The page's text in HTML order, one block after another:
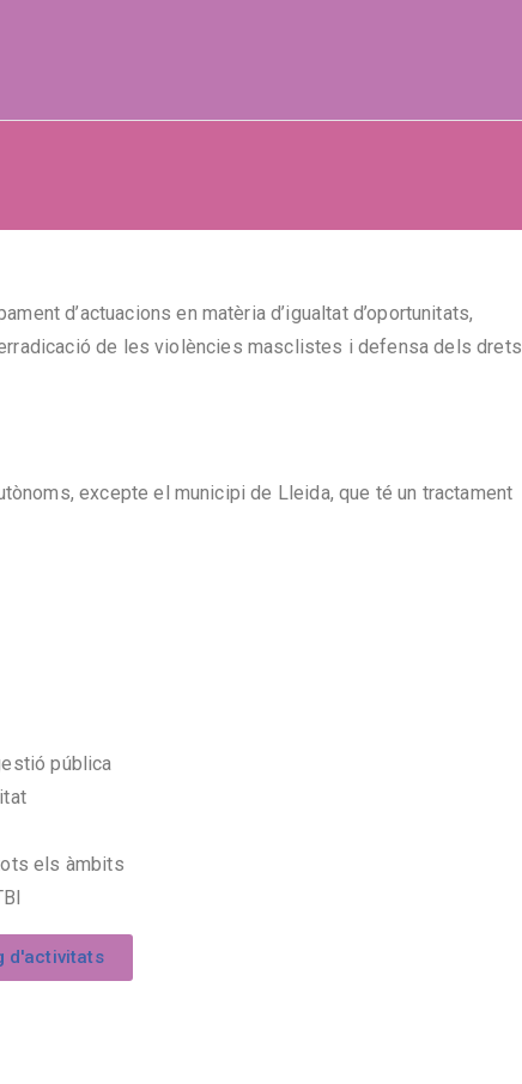
d’actuacions en matèria d’igualtat d’oportunitats,
de les violències masclistes i defensa dels drets
excepte el municipi de Lleida, que té un tractament
pública
els àmbits
d'activitats